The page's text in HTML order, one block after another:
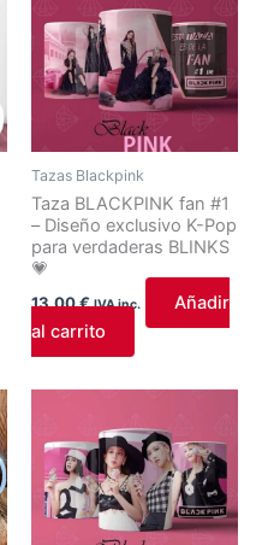
Tazas Blackpink
Taza BLACKPINK fan #1
– Diseño exclusivo K-Pop
para verdaderas BLINKS
💗
13,00€ IVA inc.
Añadir
al carrito